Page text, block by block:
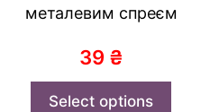
металевим спреєм
39 ₴
Select options